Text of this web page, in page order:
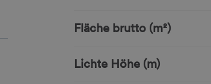
Fläche brutto (m²)
Lichte Höhe (m)